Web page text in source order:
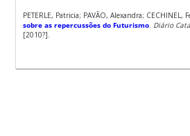
PETERLE, Patricia; PAVÃO, Alexandra; CECHINEL,
sobre as repercussões do Futurismo Diário
[2010?].